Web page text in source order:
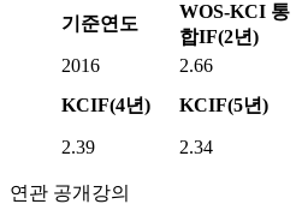
기준연도
WOS-KCI 통
합IF(2년)
2016 2.66
KCIF(4년)
KCIF(5년)
2.39 2.34
연관 공개강의